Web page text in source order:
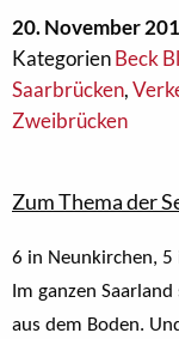
20. November
KategorienBeck
Saarbrücken,
Zweibrücken
Zum Thema der
6 in Neunkirchen, 5
Im ganzen
aus dem Boden.